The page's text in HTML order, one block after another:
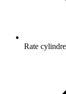
Rate